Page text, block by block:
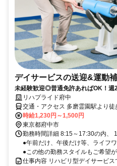
デイサービスの送迎&運動
未経験歓迎◎普通免許あればOK！週
リハプライド府中
交通・アクセス 多磨霊園駅より徒
時給1,230円～1,500円
東京都府中市
勤務時間詳細 8:15～17:30の内、
●午前だけ、午後だけ等、ライフ
●この他の勤務スタイルもご希望
仕事内容 リハビリ型デイサービ